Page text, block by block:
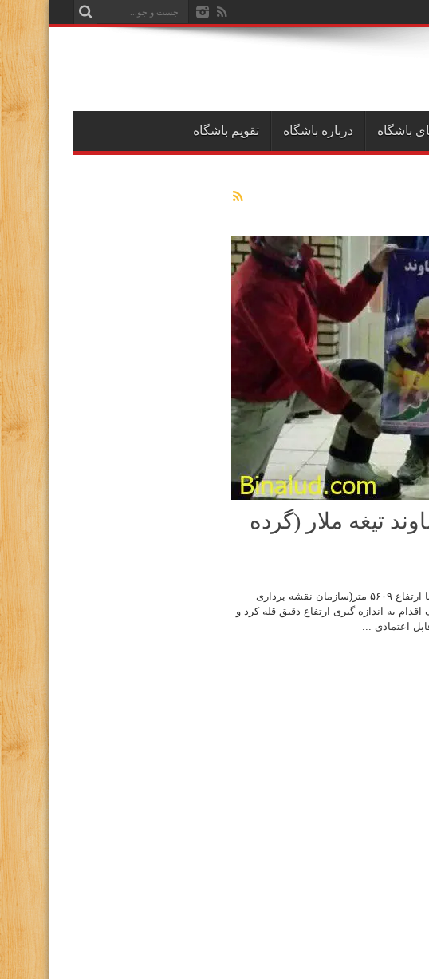
باشگاه درباره باشگاه تقویم باشگاه
تیغه ملار (گرده
گزارش برنامه صعود زمستانی دماوند تیغه ملار (گرده شرقی) دماوند با ارتفاع ۵۶۰۹ متر(سازمان نقشه برداری
اقدام به اندازه گیری ارتفاع دقیق قله کرد و